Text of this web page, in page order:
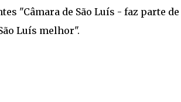
"Câmara de São Luís - faz parte
Luís melhor".